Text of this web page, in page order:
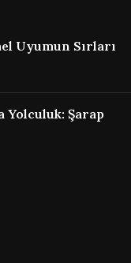
Uyumun Sırları
Yolculuk: Şarap